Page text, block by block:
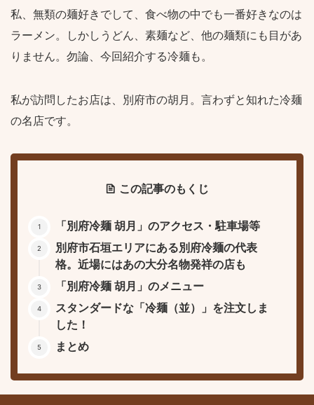
私、無類の麺好きでして、食べ物の中でも一番好きなのは
ラーメン。しかしうどん、素麺など、他の麺類にも目があ
りません。勿論、今回紹介する冷麺も。
私が訪問したお店は、別府市の胡月。言わずと知れた冷麺
の名店です。
この記事のもくじ
「別府冷麺 胡月」のアクセス・駐車場等
別府市石垣エリアにある別府冷麺の代表
格。近場にはあの大分名物発祥の店も
「別府冷麺 胡月」のメニュー
スタンダードな「冷麺（並）」を注文しま
した！
まとめ